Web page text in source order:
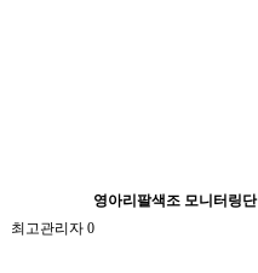
영아리팔색조 모니터링단
최고관리자 0